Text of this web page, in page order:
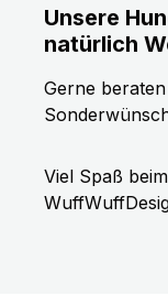
Unsere
natürlich
Gerne
Viel Spaß